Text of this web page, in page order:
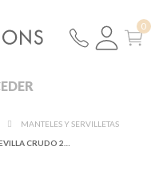
MANTELES Y SERVILLETAS